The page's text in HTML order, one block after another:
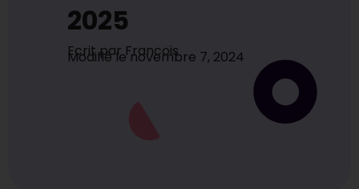
2025
Ecrit parFrancois
Modifié le novembre 7, 2024